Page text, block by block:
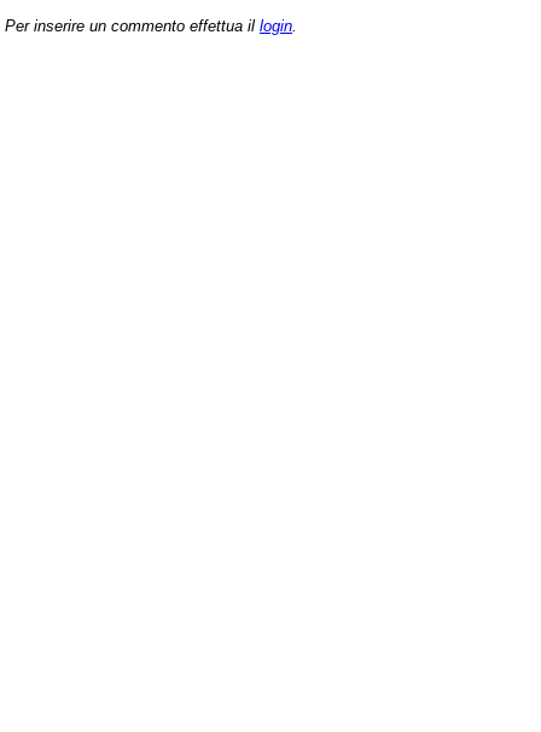
Per inserire un commento effettua il login